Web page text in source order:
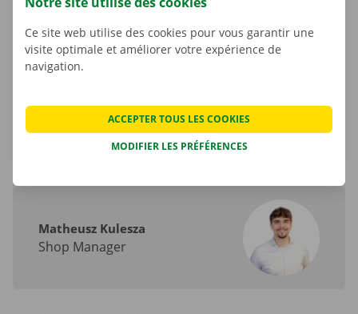
Tel.:+32 800 11 266
Email.:wilrijk-ik@dockx.be
Matheusz Kulesza
Shop Manager
Ce site web utilise des cookies pour vous garantir une
visite optimale et améliorer votre expérience de
navigation.
MODIFIER LES PRÉFÉRENCES
ACCEPTER TOUS LES COOKIES